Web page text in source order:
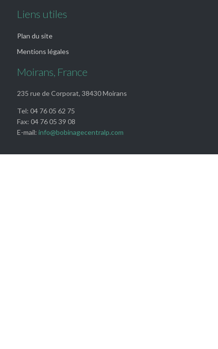
Liens utiles
Plan du site
Mentions légales
Moirans, France
235 rue de Corporat, 38430 Moirans
Tel: 04 76 05 62 75
Fax: 04 76 05 39 08
E-mail: info@bobinagecentralp.com